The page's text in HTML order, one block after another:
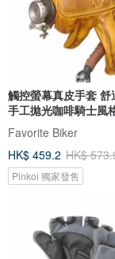
觸控螢幕真皮手套 舒
手工拋光咖啡騎士風
膠墊
Favorite Biker
HK$ 459.2 HK$
Pinkoi 獨家發售